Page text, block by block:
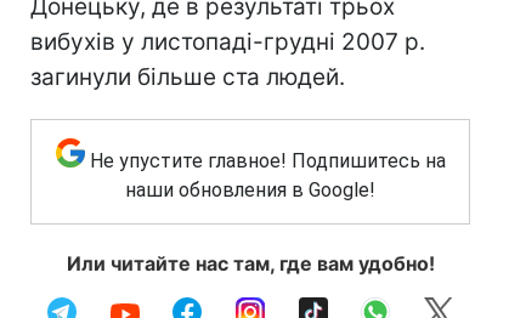
Донецьку, де в результаті трьох
вибухів у листопаді-грудні 2007 р.
загинули більше ста людей.
Не упустите главное! Подпишитесь на
наши обновления в Google!
Или читайте нас там, где вам удобно!